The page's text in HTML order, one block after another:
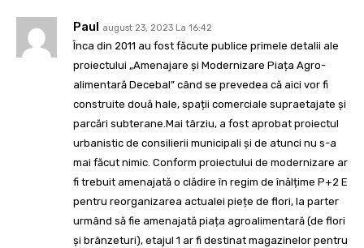
Paul august 23, 2023 La 16:42
Înca din 2011 au fost făcute publice primele detalii ale
proiectului „Amenajare și Modernizare Piața Agro-
alimentară Decebal” când se prevedea că aici vor fi
construite două hale, spații comerciale supraetajate și
parcări subterane.Mai târziu, a fost aprobat proiectul
urbanistic de consilierii municipali și de atunci nu s-a
mai făcut nimic. Conform proiectului de modernizare ar
fi trebuit amenajată o clădire în regim de înălțime P+2 E
pentru reorganizarea actualei piețe de flori, la parter
urmând să fie amenajată piața agroalimentară (de flori
și brânzeturi), etajul 1 ar fi destinat magazinelor pentru